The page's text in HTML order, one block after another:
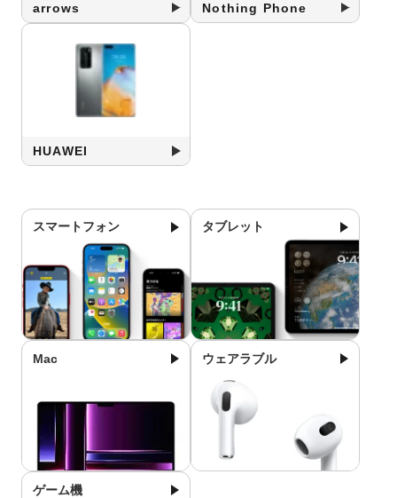
arrows Nothing Phone
HUAWEI
スマートフォン タブレット
Mac ウェアラブル
ゲーム機